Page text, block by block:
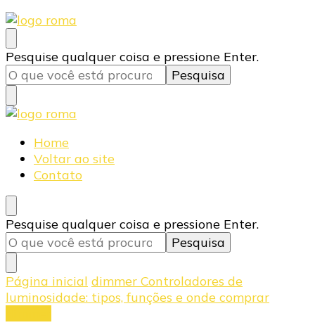
Blog Roma Eletrônica
Líder em Desenvolvimento de Produtos Eletrônicos
Procurando
algo?
Pesquise qualquer coisa e pressione Enter.
Blog Roma Eletrônica
Líder em Desenvolvimento de Produtos Eletrônicos
Home
Voltar ao site
Contato
Procurando
algo?
Pesquise qualquer coisa e pressione Enter.
Página inicial dimmer Controladores de
luminosidade: tipos, funções e onde comprar